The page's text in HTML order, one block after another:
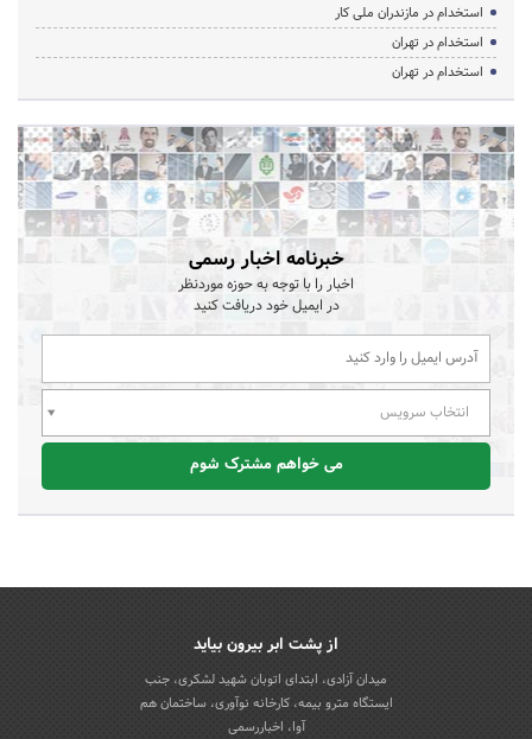
استخدام در مازندران ملی کار
استخدام در تهران
استخدام در تهران
خبرنامه اخبار رسمی
اخبار را با توجه به حوزه موردنظر
در ایمیل خود دریافت کنید
انتخاب سرویس
می خواهم مشترک شوم
از پشت ابر بیرون بیاید
میدان آزادی، ابتدای اتوبان شهید لشکری، جنب
ایستگاه مترو بیمه، کارخانه نوآوری، ساختمان هم
آوا، اخباررسمی